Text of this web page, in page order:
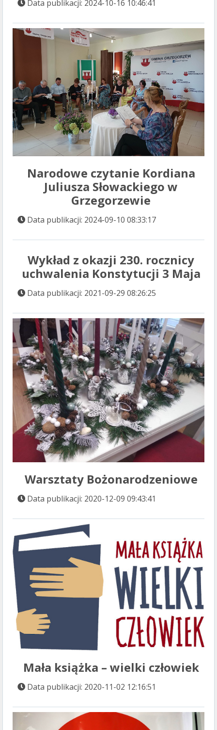
Data publikacji: 2024-10-16 10:46:41
Narodowe czytanie Kordiana
Juliusza Słowackiego w
Grzegorzewie
Data publikacji: 2024-09-10 08:33:17
Wykład z okazji 230. rocznicy
uchwalenia Konstytucji 3 Maja
Data publikacji: 2021-09-29 08:26:25
Warsztaty Bożonarodzeniowe
Data publikacji: 2020-12-09 09:43:41
Mała książka – wielki człowiek
Data publikacji: 2020-11-02 12:16:51